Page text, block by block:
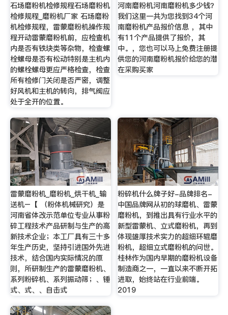
石场磨粉机检修规程石场磨粉机
检修规程_磨粉机厂家 石场磨粉
机检修规程，雷蒙磨粉机操作规
程开动雷蒙磨粉机前，应检查机
内是否有铁块类等杂物，检查螺
栓螺母是否有松动特别是主机内
的螺栓螺母更应严格检查，检查
所有检修门关闭是否严密，调整
好风机和主机的转向，排气阀应
处于全开的位置。
河南磨粉机河南磨粉机多少钱？
我们这里一共为您找到34个河
南磨粉机产品报价信息 ，其中
有11个产品提供了报价，其
中。，您也可以马上免费注册提
供您的河南磨粉机报价给您的潜
在采购买家
雷蒙磨粉机_磨粉机_烘干机_输
送机–【 （粉体机械研究）是
河南省体改示范单位专业从事粉
碎工程技术产品研制与生产的高
新技术企业；本工厂具有三十多
年生产历史，坚持引进国外先进
技术，结合国内实际情况的原
则，所研制生产的雷蒙磨粉机、
系列粉碎机、系列振动筛；、锤
式、式、、自击式
粉碎机什么牌子好-品牌排名-
中国品牌网从初的球磨机、雷蒙
磨粉机，到推出具有行业水平的
新型雷蒙机、立式磨粉机，再到
体现雄厚技术实力的超细环辊磨
粉机，超细立式磨粉机的问世。
桂林作为国内早期的磨粉机设备
制造商之一，一直以来不断开拓
进取，始终站在行业前端。
2019